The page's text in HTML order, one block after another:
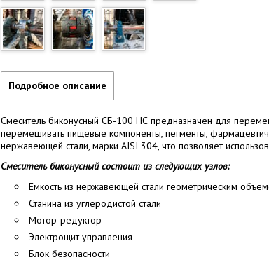
Подробное описание
Смеситель биконусный СБ-100 НС предназначен для
перемешивать пищевые компоненты, пегменты,
нержавеющей стали, марки AISI 304, что позволяет
Смеситель биконусный состоит из следующих узлов:
Емкость из нержавеющей стали геометрическим
Станина из углеродистой стали
Мотор-редуктор
Электрощит управления
Блок безопасности